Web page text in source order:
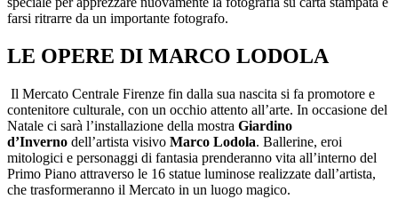
farsi ritrarre da un importante fotografo.
LE OPERE DI MARCO LODOLA
Il Mercato Centrale Firenze fin dalla sua nascita si fa promotore e
contenitore culturale, con un occhio attento all’arte. In occasione del
Natale ci sarà l’installazione della mostra Giardino
d’Inverno dell’artista visivo Marco Lodola. Ballerine, eroi
mitologici e personaggi di fantasia prenderanno vita all’interno del
Primo Piano attraverso le 16 statue luminose realizzate dall’artista,
che trasformeranno il Mercato in un luogo magico.